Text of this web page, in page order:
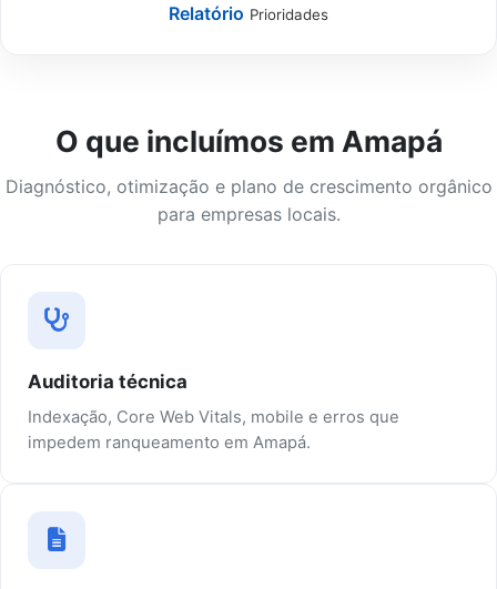
Relatório Prioridades
O que incluímos em Amapá
Diagnóstico, otimização e plano de crescimento orgânico
para empresas locais.
Auditoria técnica
Indexação, Core Web Vitals, mobile e erros que
impedem ranqueamento em Amapá.